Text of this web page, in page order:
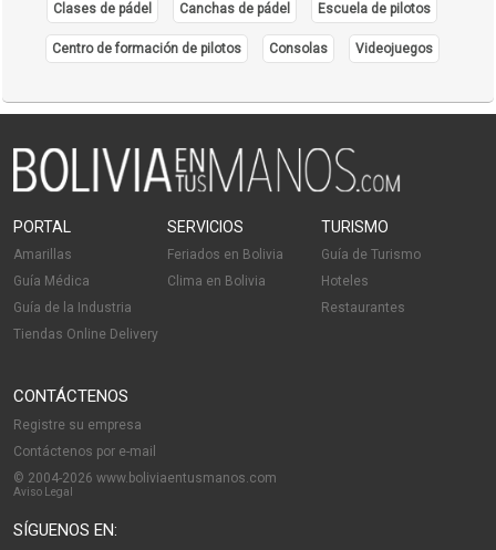
Clases de pádel Canchas de pádel Escuela de pilotos
Centro de formación de pilotos Consolas Videojuegos
PORTAL
Amarillas
Guía Médica
Guía de la Industria
Tiendas Online Delivery
SERVICIOS
Feriados en Bolivia
Clima en Bolivia
TURISMO
Guía de Turismo
Hoteles
Restaurantes
CONTÁCTENOS
Registre su empresa
Contáctenos por e-mail
© 2004-2026 www.boliviaentusmanos.com
Aviso Legal
SÍGUENOS EN: